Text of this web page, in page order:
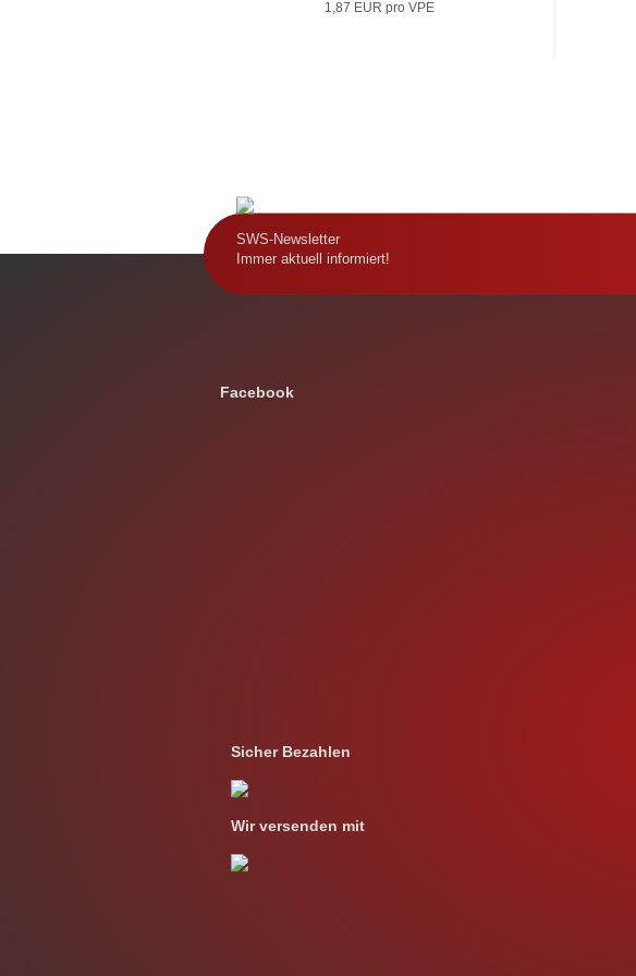
1,87 EUR pro VPE
SWS-Newsletter
Immer aktuell informiert!
Facebook
Sicher Bezahlen
Wir versenden mit